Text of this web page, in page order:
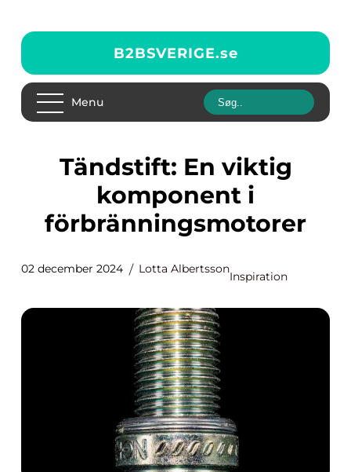
B2BSVERIGE.se
Menu
Tändstift: En viktig
komponent i
förbränningsmotorer
02 december 2024 Lotta Albertsson
Inspiration